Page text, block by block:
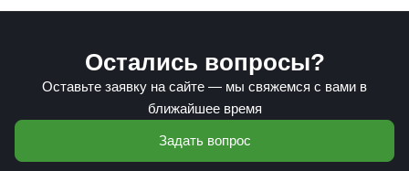
Остались вопросы?
Оставьте заявку на сайте — мы свяжемся с вами в
ближайшее время
Задать вопрос